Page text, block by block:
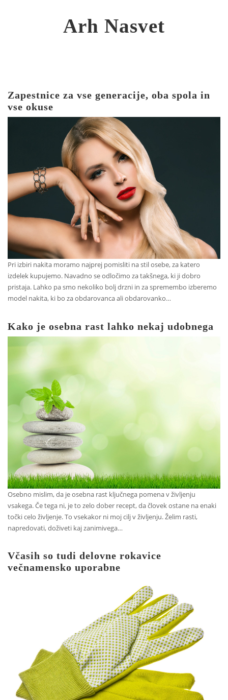
Arh Nasvet
Zapestnice za vse generacije, oba spola in
vse okuse
Pri izbiri nakita moramo najprej pomisliti na stil osebe, za katero
izdelek kupujemo. Navadno se odločimo za takšnega, ki ji dobro
pristaja. Lahko pa smo nekoliko bolj drzni in za spremembo izberemo
model nakita, ki bo za obdarovanca ali obdarovanko…
Kako je osebna rast lahko nekaj udobnega
Osebno mislim, da je osebna rast ključnega pomena v življenju
vsakega. Če tega ni, je to zelo dober recept, da človek ostane na enaki
točki celo življenje. To vsekakor ni moj cilj v življenju. Želim rasti,
napredovati, doživeti kaj zanimivega…
Včasih so tudi delovne rokavice
večnamensko uporabne